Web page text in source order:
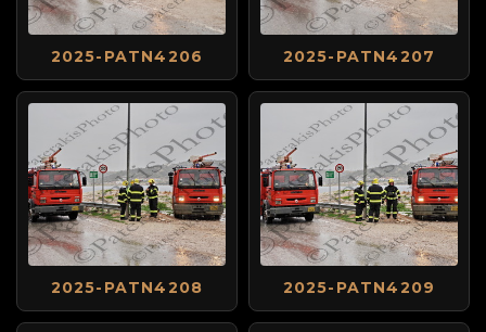
2025-PATN4206 2025-PATN4207
2025-PATN4208 2025-PATN4209